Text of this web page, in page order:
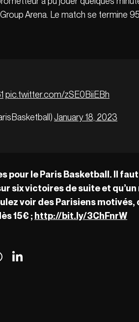
Arena. Le match se termine
pic.twitter.com/zSE0BiiEBh
January 18, 2023
pour le Paris Basketball. Il
six victoires de suite et
voir des Parisiens
15€ ; http://bit.ly/3ChFnrW